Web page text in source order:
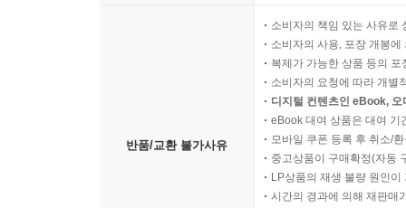
반품/교환 불가사유
소비자의 책임 있는 사유로
소비자의 사용, 포장 개봉
복제가 가능한 상품 등의
소비자의 요청에 따라 개별
디지털 컨텐츠인 eBook,
eBook 대여 상품은 대여 기
모바일 쿠폰 등록 후 취소/
중고상품이 구매확정(자동
LP상품의 재생 불량 원인
시간의 경과에 의해 재판매